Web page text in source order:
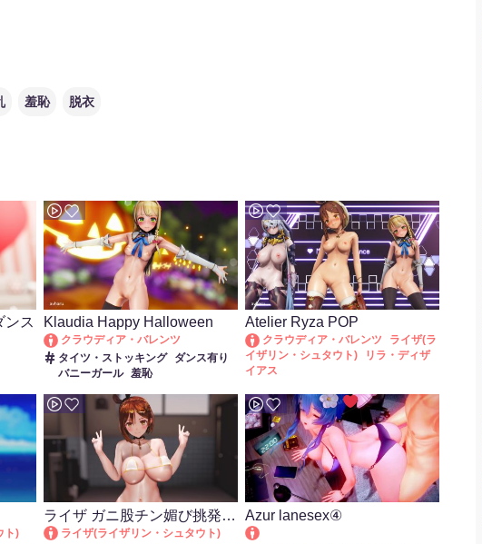
羞恥 脱衣
ンス Klaudia Happy Halloween
クラウディア・バレンツ
タイツ・ストッキング
ダンス有り
バニーガール 羞恥
Atelier Ryza POP
クラウディア・バレンツ
ライザ(ラ
イザリン・シュタウト)
リラ・ディザ
イアス
ト)
ライザ ガニ股チン媚び挑発ダ
ンスライザ(ライザリン・シュタウト)
Azur lanesex④